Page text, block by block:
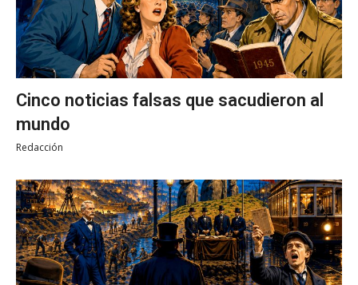
Cinco noticias falsas que sacudieron al
mundo
Redacción